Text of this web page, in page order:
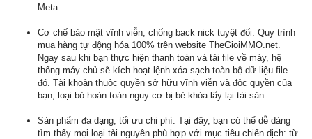
Meta.
Cơ chế bảo mật vĩnh viễn, chống back nick tuyệt đối: Quy trình
mua hàng tự động hóa 100% trên website TheGioiMMO.net.
Ngay sau khi bạn thực hiện thanh toán và tải file về máy, hệ
thống máy chủ sẽ kích hoạt lệnh xóa sạch toàn bộ dữ liệu file
đó. Tài khoản thuộc quyền sở hữu vĩnh viễn và độc quyền của
bạn, loại bỏ hoàn toàn nguy cơ bị bẻ khóa lấy lại tài sản.
Sản phẩm đa dạng, tối ưu chi phí: Tại đây, bạn có thể dễ dàng
tìm thấy mọi loại tài nguyên phù hợp với mục tiêu chiến dịch: từ